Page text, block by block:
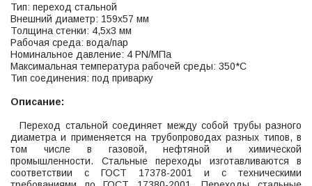
Тип: переход стальной
Внешний диаметр: 159х57 мм
Толщина стенки: 4,5х3 мм
Рабочая среда: вода/пар
Номинальное давление: 4 PN/МПа
Максимальная температура рабочей среды: 350*С
Тип соединения: под приварку
Описание:
Переход стальной соединяет между собой трубы разного
диаметра и применяется на трубопроводах разных типов, в
том числе в газовой, нефтяной и химической
промышленности. Стальные переходы изготавливаются в
соответствии с ГОСТ 17378-2001 и с техническими